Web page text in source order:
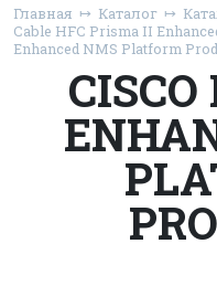
Главная Каталог
Cable HFC Prisma II
Enhanced NMS Platform